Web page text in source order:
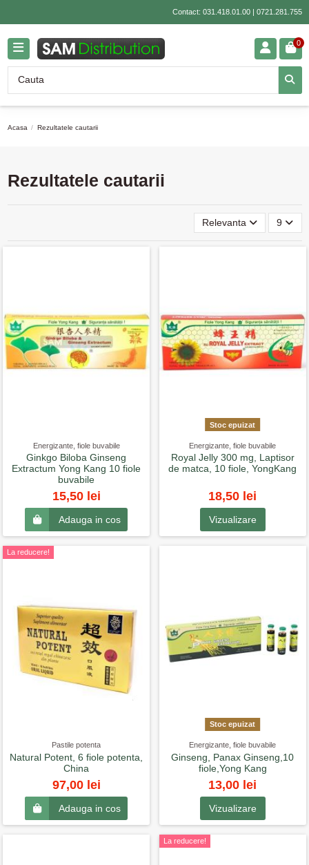
Contact: 031.418.01.00| 0721.281.755
0
Acasa Rezultatele cautarii
Rezultatele cautarii
Relevanta 9
Energizante, fiole buvabile
Ginkgo Biloba Ginseng
Extractum Yong Kang 10 fiole
buvabile
15,50 lei
Adauga in cos
Stoc epuizat
Energizante, fiole buvabile
Royal Jelly 300 mg, Laptisor
de matca, 10 fiole, YongKang
18,50 lei
Vizualizare
La reducere!
Pastile potenta
Natural Potent, 6 fiole potenta,
China
97,00 lei
Adauga in cos
Stoc epuizat
Energizante, fiole buvabile
Ginseng, Panax Ginseng,10
fiole,Yong Kang
13,00 lei
Vizualizare
La reducere!